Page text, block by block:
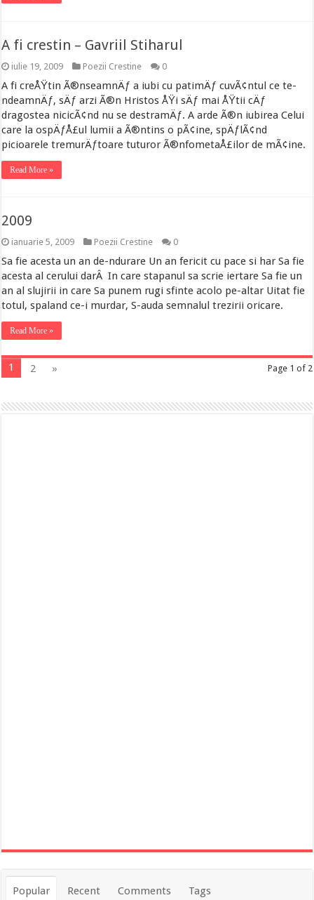
A fi crestin – Gavriil Stiharul
iulie 19, 2009 Poezii Crestine 0
A fi creÅŸtin Ã®nseamnÄƒ a iubi cu patimÄƒ cuvÃ¢ntul ce te-
ndeamnÄƒ, sÄƒ arzi Ã®n Hristos ÅŸi sÄƒ mai ÅŸtii cÄƒ
dragostea nicicÃ¢nd nu se destramÄƒ. A arde Ã®n iubirea Celui
care la ospÄƒÅ£ul lumii a Ã®ntins o pÃ¢ine, spÄƒlÃ¢nd
picioarele tremurÄƒtoare tuturor Ã®nfometaÅ£ilor de mÃ¢ine.
Read More »
2009
ianuarie 5, 2009 Poezii Crestine 0
Sa fie acesta un an de-ndurare Un an fericit cu pace si har Sa fie
acesta al cerului darÂ In care stapanul sa scrie iertare Sa fie un
an al slujirii in care Sa punem rugi sfinte acolo pe-altar Uitat fie
totul, spaland ce-i murdar, S-auda semnalul trezirii oricare.
Read More »
Page 1 of 2
1 2 »
Popular Recent Comments Tags